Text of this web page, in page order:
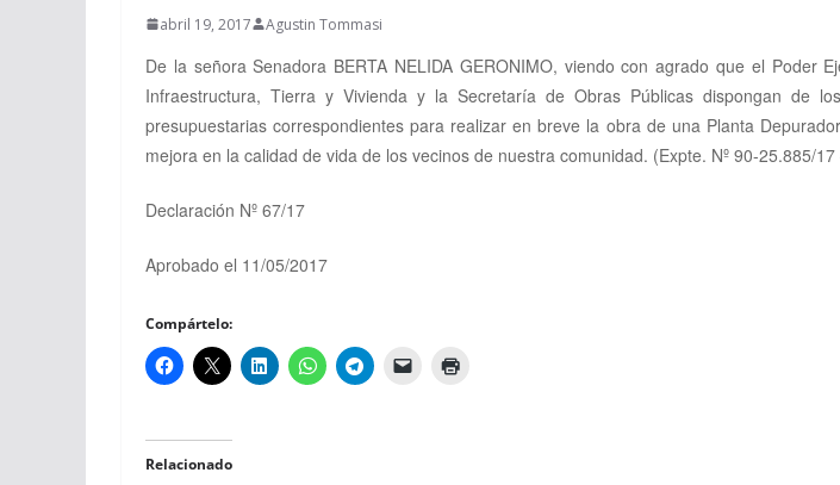
abril 19, 2017 Agustin Tommasi
De la señora Senadora BERTA NELIDA GERONIMO, viendo con agrado que el Poder
Infraestructura, Tierra y Vivienda y la Secretaría de Obras Públicas dispongan de
presupuestarias correspondientes para realizar en breve la obra de una Planta
mejora en la calidad de vida de los vecinos de nuestra comunidad. (Expte. Nº 90-25.885/
Declaración Nº 67/17
Aprobado el 11/05/2017
Compártelo:
Relacionado